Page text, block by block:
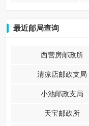
最近邮局查询
西营房邮政所
清凉店邮政支局
小池邮政支局
天宝邮政所